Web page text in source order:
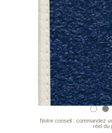
Notre conseil : commandez
réel du